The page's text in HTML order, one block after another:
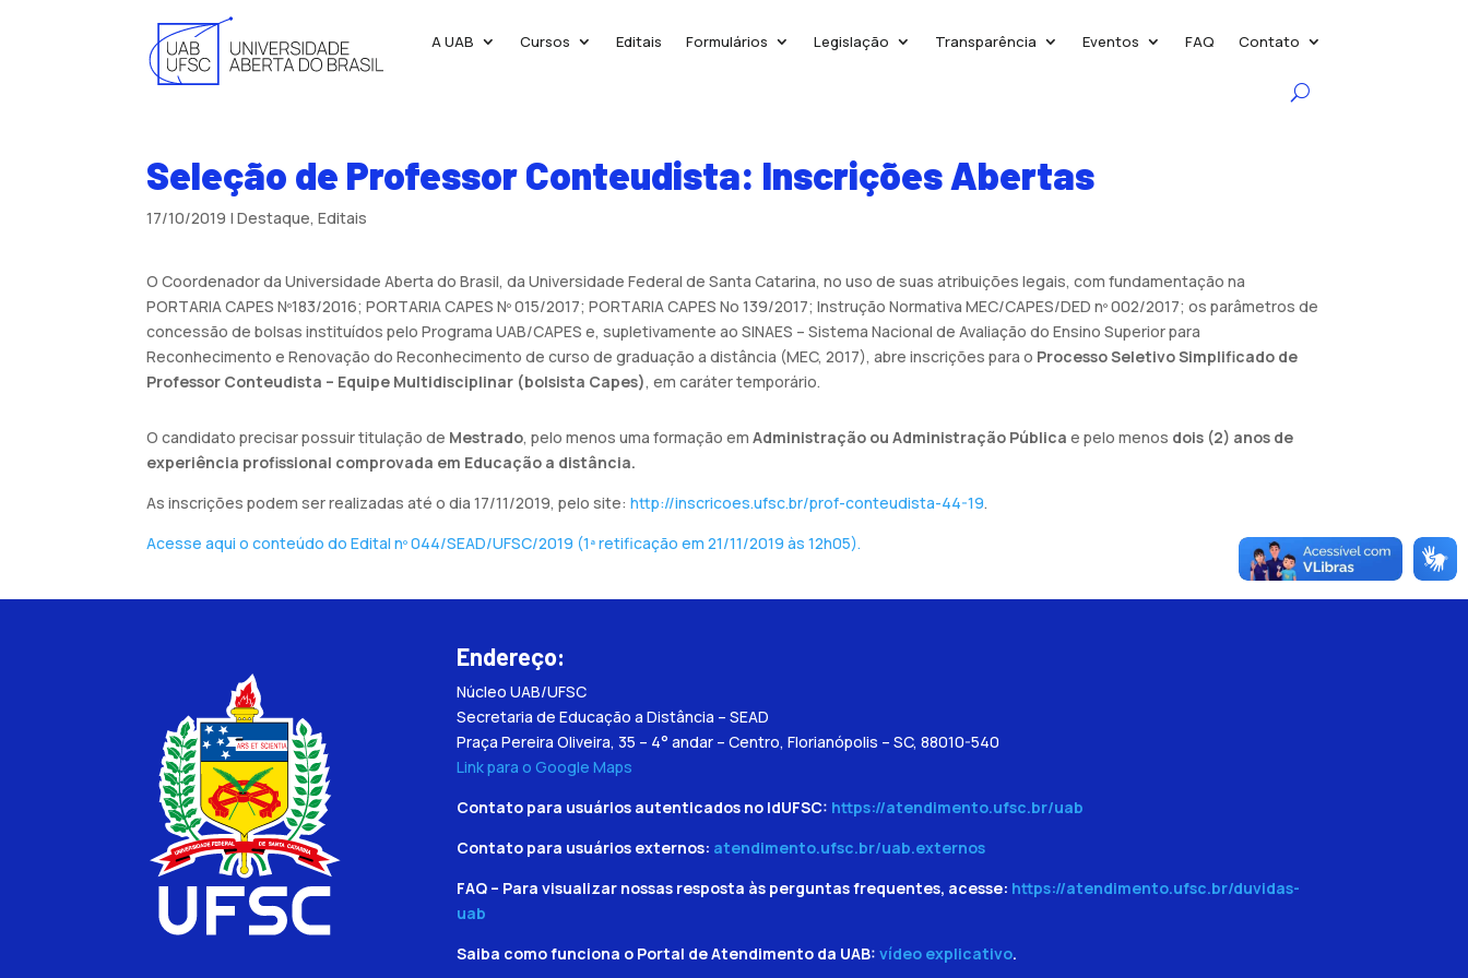
A UAB Cursos Editais Formulários Legislação Transparência Eventos FAQ Contato
Seleção de Professor Conteudista: Inscrições Abertas
17/10/2019 |Destaque,Editais
O Coordenador da Universidade Aberta do Brasil, da Universidade Federal de Santa Catarina, no uso de suas atribuições legais, com fundamentação na
PORTARIA CAPES Nº183/2016; PORTARIA CAPES Nº 015/2017; PORTARIA CAPES No 139/2017; Instrução Normativa MEC/CAPES/DED nº 002/2017; os parâmetros de
concessão de bolsas instituídos pelo Programa UAB/CAPES e, supletivamente ao SINAES – Sistema Nacional de Avaliação do Ensino Superior para
Reconhecimento e Renovação do Reconhecimento de curso de graduação a distância (MEC, 2017), abre inscrições para o Processo Seletivo Simplificado de
Professor Conteudista – Equipe Multidisciplinar (bolsista Capes), em caráter temporário.
O candidato precisar possuir titulação de Mestrado, pelo menos uma formação emAdministração ou Administração Públicae pelo menos dois (2) anos de
experiência profissional comprovada em Educação a distância.
As inscrições podem ser realizadas até o dia 17/11/2019, pelo site:http://inscricoes.ufsc.br/prof-conteudista-44-19.
Acesse aqui o conteúdo do Edital nº 044/SEAD/UFSC/2019 (1ª retificação em 21/11/2019 às 12h05).
Endereço:
Núcleo UAB/UFSC
Secretaria de Educação a Distância – SEAD
Praça Pereira Oliveira, 35 – 4° andar – Centro, Florianópolis – SC, 88010-540
Link para o Google Maps
Contato para usuários autenticados no IdUFSC: https://atendimento.ufsc.br/uab
Contato para usuários externos: atendimento.ufsc.br/uab.externos
FAQ – Para visualizar nossas resposta às perguntas frequentes, acesse: https://atendimento.ufsc.br/duvidas-
uab
Saiba como funciona o Portal de Atendimento da UAB: vídeo explicativo.